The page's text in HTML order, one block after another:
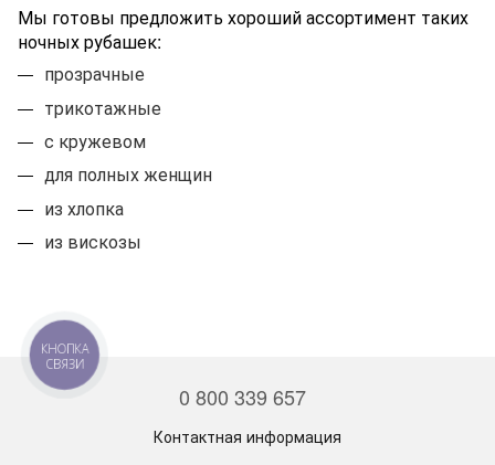
Мы готовы предложить хороший ассортимент таких
ночных рубашек:
прозрачные
трикотажные
с кружевом
для полных женщин
из хлопка
из вискозы
0 800 339 657
Контактная информация
КНОПКА
СВЯЗИ